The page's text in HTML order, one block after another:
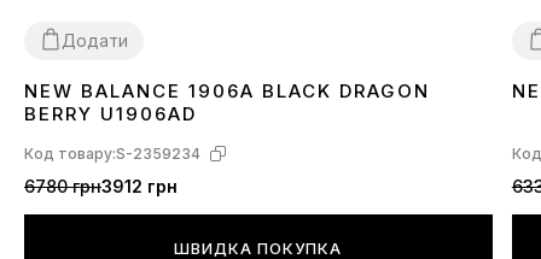
Додати
3637 3839404142 4344 45
NEW BALANCE 1906A BLACK DRAGON
BERRY U1906AD
Код товару:S-2359234
6780 грн3912 грн
ШВИДКА ПОКУПКА